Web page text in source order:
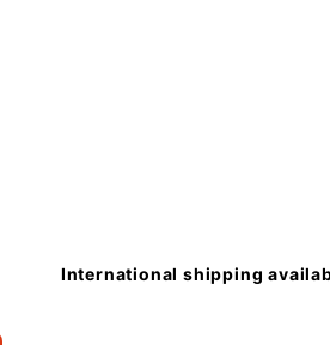
International shipping